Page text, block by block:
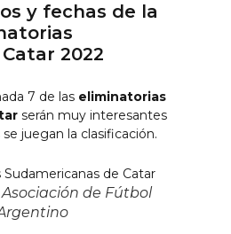
y fechas de la
2022
7 de las eliminatorias
serán muy interesantes
juegan la clasificación.
de Fútbol